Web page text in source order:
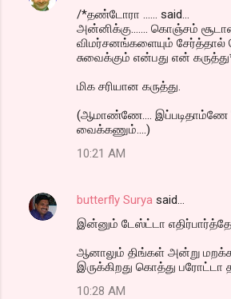
/*தண்டோரா ...... said...
அன்னிக்கு....... கொஞ்சம்
விமர்சனங்களையும் சேர்த்தால்
சுவைக்கும் என்பது என்
மிக சரியான கருத்து.
(ஆமாண்ணே.... இப்படிதாம்ணே
வைக்கணும்....)
10:21 AM
butterfly Surya said…
இன்னும் டேஸ்ட்டா
ஆனாலும் திங்கள் அன்று மறக்க
இருக்கிறது கொத்து பரோட்டா
10:28 AM